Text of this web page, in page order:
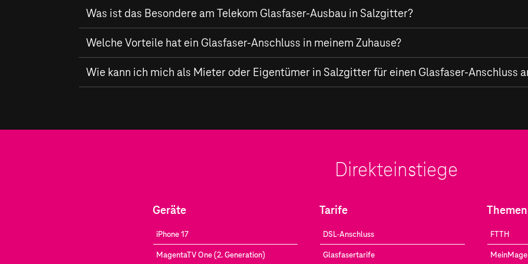
Was ist das Besondere am Telekom Glasfaser-Ausbau in Salzgitter?
Der Ausbau eines hochmodernen Glasfaser-Netzes in Salzgitter durch die Telekom ermöglicht
im Download und bis zu1.000 MBit/sim Upload.
Welche Vorteile hat ein Glasfaser-Anschluss in meinem Zuhause?
Mit einem Glasfaser-Anschlussder Telekom in Ihrem Heim profitieren Sie nicht nur von schnellen
einer stabilen und zuverlässigen Verbindung – optimal für Homeoffice, Streaming in Ultra HD, Cloud-
Wie kann ich mich als Mieter oder Eigentümer in Salzgitter für einen Glasfaser-Anschluss
Direkteinstiege
Geräte
iPhone 17
MagentaTV One (2. Generation)
Tarife
DSL-Anschluss
Glasfasertarife
Themen
FTTH